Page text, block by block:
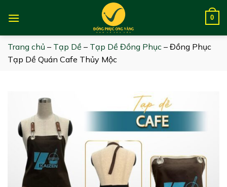
0
Trang chủ – Tạp Dề – Tạp Dề Đồng Phục – Đồng Phục
Tạp Dề Quán Cafe Thủy Mộc